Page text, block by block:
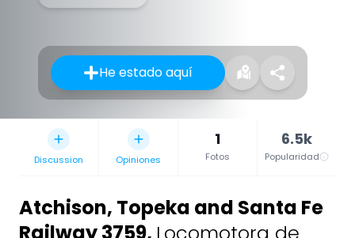
He estado aquí
Discussion Opiniones
1
Fotos
6.5k
Popularidad
Atchison, Topeka and Santa Fe